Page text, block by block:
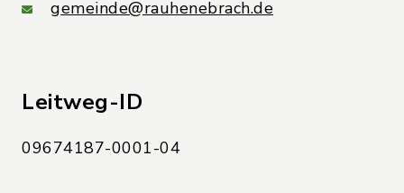
gemeinde@rauhenebrach.de
Leitweg-ID
09674187-0001-04